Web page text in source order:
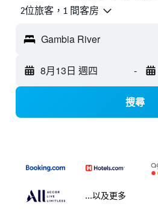
2位旅客，1 間客房
Gambia River
8月13日 週四 -
搜尋
...以及更多